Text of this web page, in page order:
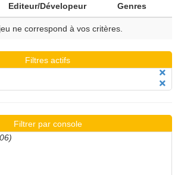
Editeur/Dévelopeur Genres
ne correspond à vos critères.
Filtres actifs
Filtrer par console